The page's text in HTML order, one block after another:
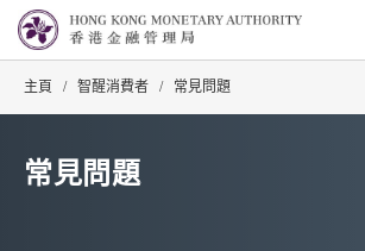
主頁 / 智醒消費者 / 常見問題
常見問題